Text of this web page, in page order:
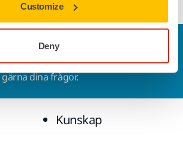
Customize
Deny
Kontakta ossså besvarar vår
dina frågor.
Kunskap